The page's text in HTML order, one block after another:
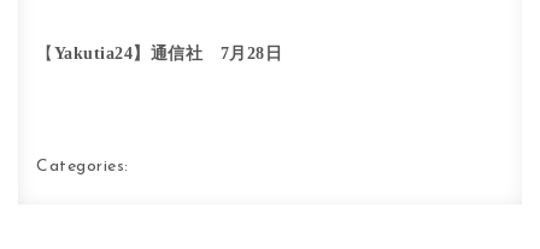
【 Yakutia24】通信社 7月28日
Categories: